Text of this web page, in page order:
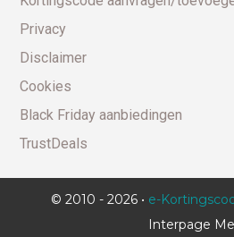
Privacy
Disclaimer
Cookies
Black Friday aanbiedingen
TrustDeals
© 2010 - 2026 • e-
Interpage